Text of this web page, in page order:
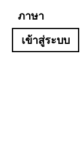
ภาษา
เข้าสู่ระบบ